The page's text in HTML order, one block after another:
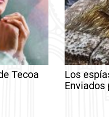
Tecoa
Los
Enviados